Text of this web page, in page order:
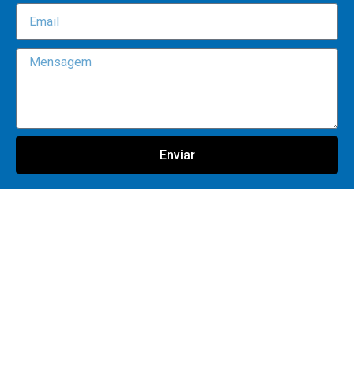
Enviar